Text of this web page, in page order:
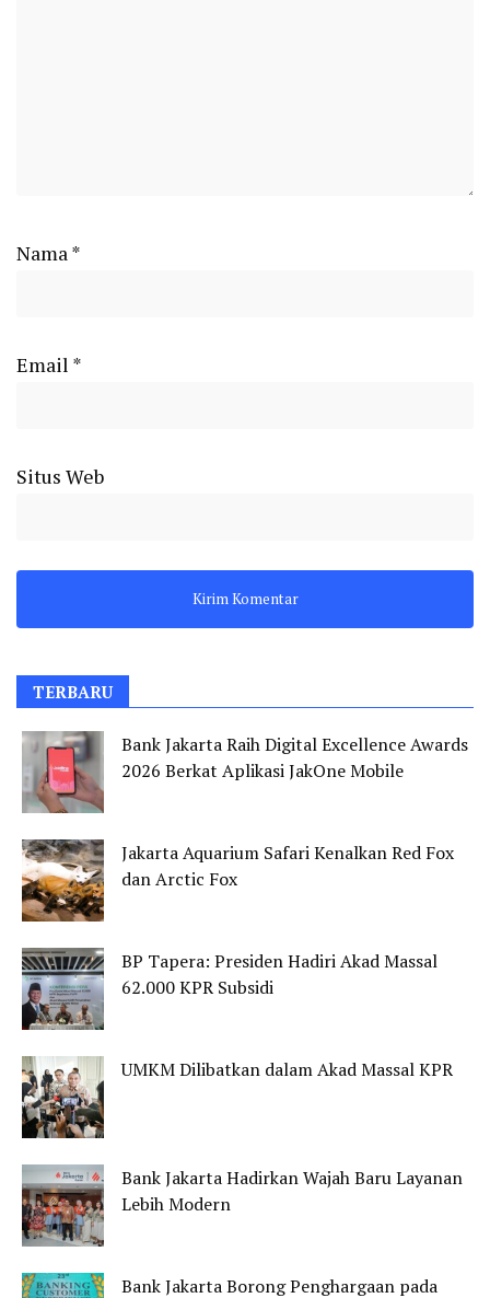
Nama*
Email *
Situs Web
TERBARU
Bank Jakarta Raih Digital Excellence Awards
2026 Berkat Aplikasi JakOne Mobile
Jakarta Aquarium Safari Kenalkan Red Fox
dan Arctic Fox
BP Tapera: Presiden Hadiri Akad Massal
62.000 KPR Subsidi
UMKM Dilibatkan dalam Akad Massal KPR
Bank Jakarta Hadirkan Wajah Baru Layanan
Lebih Modern
Bank Jakarta Borong Penghargaan pada